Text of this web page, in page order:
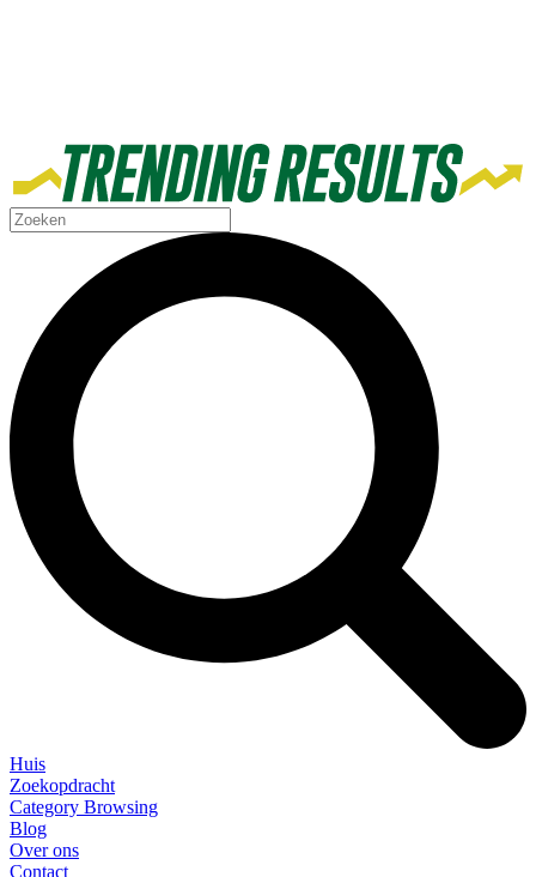
Huis
Zoekopdracht
Category Browsing
Blog
Over ons
Contact